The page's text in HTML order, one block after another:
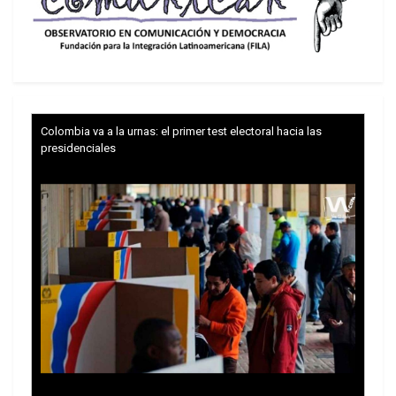
Beatriz Hevia, presidenta del Consejo Constitucional
El texto que se someterá a la voluntad ciudadana
a fines de este año -que acomoda más “desde la
centroderecha a la derecha”, según admitió el jefe
de bancada de los consejeros republicanos, Luis
Silva– consta de 182 páginas, 17 capítulos, 216
artículos y 62 disposiciones transitorias. Incluye
51 mil 352 palabras, con “República”,
“Constitución”, “Presidente”, “Estado” y “Chile”
entre las más mencionadas.
Colombia va a la urnas: el primer test electoral hacia las
presidenciales